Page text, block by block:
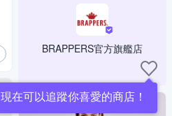
BRAPPERS官方旗艦店
現在可以追蹤你喜愛的商店！